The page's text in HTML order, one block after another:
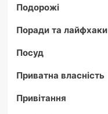
Подорожі
Поради та лайфхаки
Посуд
Приватна власність
Привітання